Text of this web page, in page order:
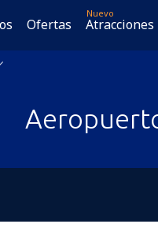
Ofertas
Nuevo
Atracciones